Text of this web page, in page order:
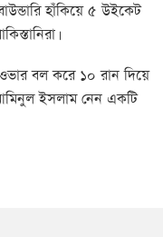
হাঁকিয়ে ৫ উইকেট
বল করে ১০ রান দিয়ে
ইসলাম নেন একটি